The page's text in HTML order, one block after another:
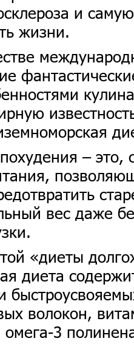
и
жизни.
– это,
вес даже
«диеты
диета
волокон,
омега-3